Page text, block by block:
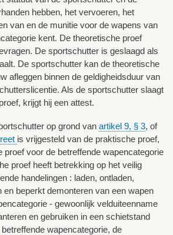
hebben, het vervoeren, het
van en de munitie voor de wapens van
kent. De theoretische proef
De sportschutter is geslaagd als
De sportschutter kan de theoretische
afleggen binnen de geldigheidsduur van
Als de sportschutter slaagt
krijgt hij een attest.
op grond van artikel 9, § 3, of
is vrijgesteld van de praktische proef,
proef voor de betreffende wapencategorie
proef heeft betrekking op het veilig
handelingen : laden, ontladen,
en beperkt demonteren van een wapen
- gewoonlijk velduiteenname
en gebruiken in een schietstand
wapencategorie, de